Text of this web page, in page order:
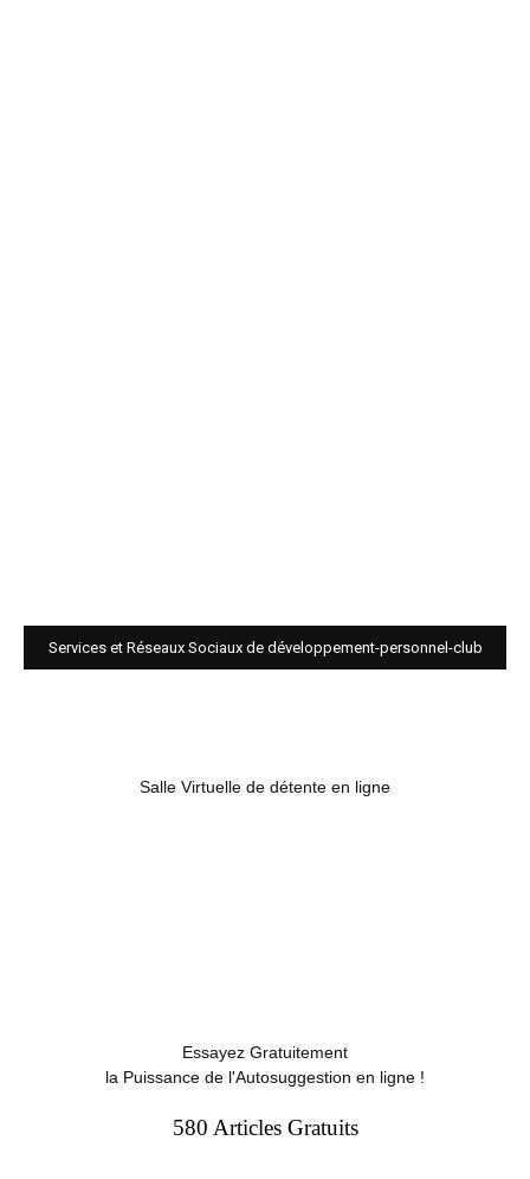
Services et Réseaux Sociaux de développement-personnel-club
Salle Virtuelle de détente en ligne
Essayez Gratuitement
la Puissance de l'Autosuggestion en ligne !
580 Articles Gratuits